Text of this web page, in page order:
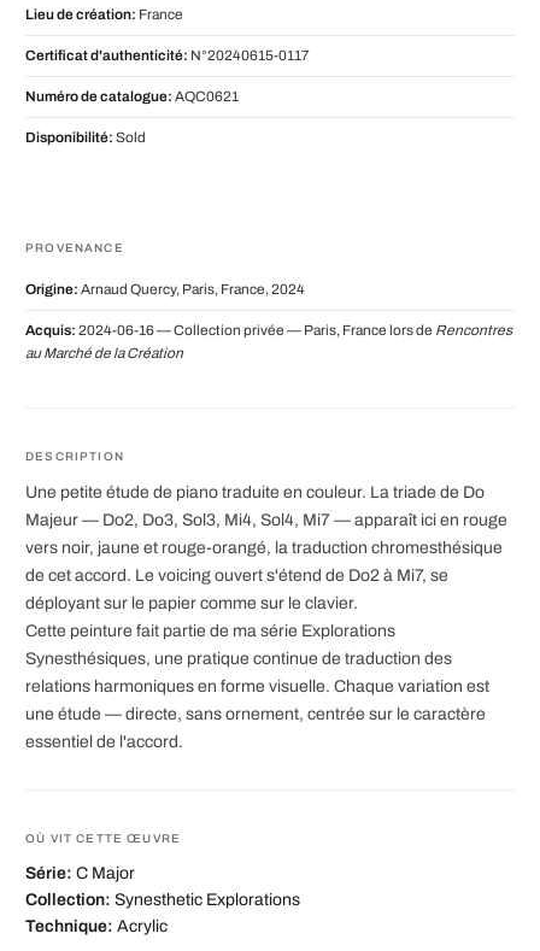
Lieu de création: France
Certificat d'authenticité: N°20240615-0117
Numéro de catalogue: AQC0621
Disponibilité: Sold
PROVENANCE
Origine: Arnaud Quercy, Paris, France, 2024
Acquis: 2024-06-16 — Collection privée — Paris, France lors de Rencontres
au Marché de la Création
DESCRIPTION
Une petite étude de piano traduite en couleur. La triade de Do
Majeur — Do2, Do3, Sol3, Mi4, Sol4, Mi7 — apparaît ici en rouge
vers noir, jaune et rouge-orangé, la traduction chromesthésique
de cet accord. Le voicing ouvert s'étend de Do2 à Mi7, se
déployant sur le papier comme sur le clavier.
Cette peinture fait partie de ma série Explorations
Synesthésiques, une pratique continue de traduction des
relations harmoniques en forme visuelle. Chaque variation est
une étude — directe, sans ornement, centrée sur le caractère
essentiel de l'accord.
OÙ VIT CETTE ŒUVRE
Série: C Major
Collection: Synesthetic Explorations
Technique: Acrylic